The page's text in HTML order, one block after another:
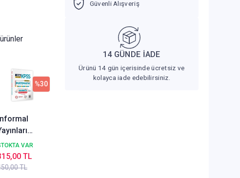
KPSS
Sistem
VAR
TL
%30
TL
Güvenli Alışveriş
14 GÜNDE İADE
Ürünü 14 gün içerisinde ücretsiz ve
kolayca iade edebilirsiniz.